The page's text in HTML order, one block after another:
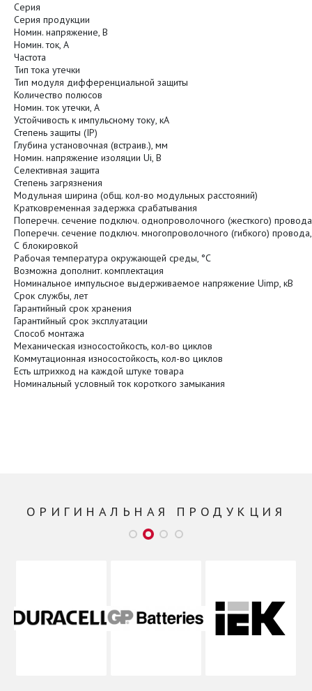
Серия
Серия продукции
Номин. напряжение, В
Номин. ток, А
Частота
Тип тока утечки
Тип модуля дифференциальной защиты
Количество полюсов
Номин. ток утечки, А
Устойчивость к импульсному току, кА
Степень защиты (IP)
Глубина установочная (встраив.), мм
Номин. напряжение изоляции Ui, В
Селективная защита
Степень загрязнения
Модульная ширина (общ. кол-во модульных расстояний)
Кратковременная задержка срабатывания
Поперечн. сечение подключ. однопроволочного (жесткого)
Поперечн. сечение подключ. многопроволочного (гибкого)
С блокировкой
Рабочая температура окружающей среды, °C
Возможна дополнит. комплектация
Номинальное импульсное выдерживаемое напряжение Uimp, кВ
Срок службы, лет
Гарантийный срок хранения
Гарантийный срок эксплуатации
Способ монтажа
Механическая износостойкость, кол-во циклов
Коммутационная износостойкость, кол-во циклов
Есть штрихкод на каждой штуке товара
Номинальный условный ток короткого замыкания
ОРИГИНАЛЬНАЯ ПРОДУКЦИЯ